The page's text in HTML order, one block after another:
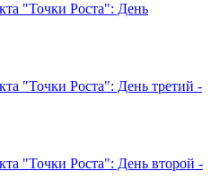
"Точки Роста": День
"Точки Роста": День третий -
"Точки Роста": День второй -